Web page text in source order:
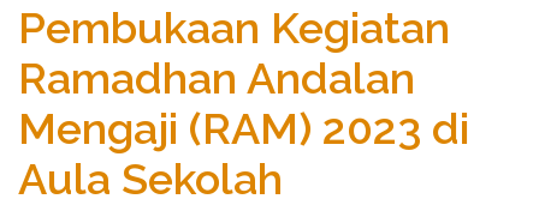
Pembukaan Kegiatan
Ramadhan Andalan
Mengaji (RAM) 2023 di
Aula Sekolah